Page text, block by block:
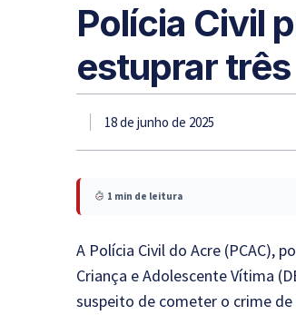
Polícia Civil
estuprar
18 de junho de 2025
1 min de leitura
A Polícia Civil do Acre (PCAC),
Criança e Adolescente Vítima
suspeito de cometer o crime